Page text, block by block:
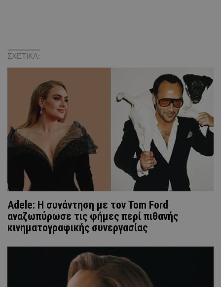
ΣΧΕΤΙΚΑ:
Adele: H συνάντηση με τον Tom Ford
αναζωπύρωσε τις φήμες περί πιθανής
κινηματογραφικής συνεργασίας